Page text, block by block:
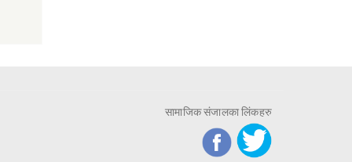
सामाजिक संजालका लिंकहरु